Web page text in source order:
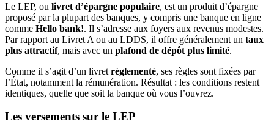
Le LEP, ou livret d’épargne populaire, est un produit d’épargne
proposé par la plupart des banques, y compris une banque en ligne
comme Hello bank!. Il s’adresse aux foyers aux revenus modestes.
Par rapport au Livret A ou au LDDS, il offre généralement un taux
plus attractif, mais avec un plafond de dépôt plus limité.
Comme il s’agit d’un livret réglementé, ses règles sont fixées par
l’État, notamment la rémunération. Résultat : les conditions restent
identiques, quelle que soit la banque où vous l’ouvrez.
Les versements sur le LEP